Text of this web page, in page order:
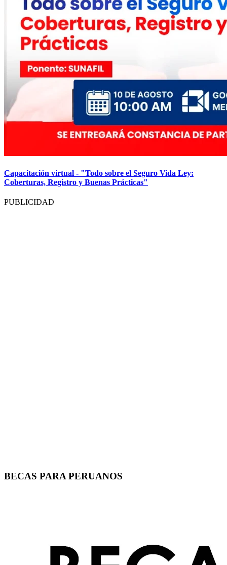
Capacitación virtual - "Todo sobre el Seguro Vida Ley:
Coberturas, Registro y Buenas Prácticas"
PUBLICIDAD
BECAS PARA PERUANOS